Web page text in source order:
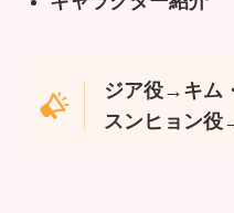
ジア役→キム
スンヒョン